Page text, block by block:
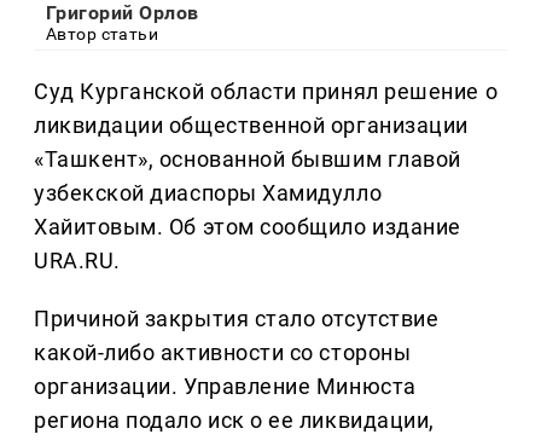
Григорий Орлов
Автор статьи
Суд Курганской области принял решение о
ликвидации общественной организации
«Ташкент», основанной бывшим главой
узбекской диаспоры Хамидулло
Хайитовым. Об этом сообщило издание
URA.RU.
Причиной закрытия стало отсутствие
какой-либо активности со стороны
организации. Управление Минюста
региона подало иск о ее ликвидации,